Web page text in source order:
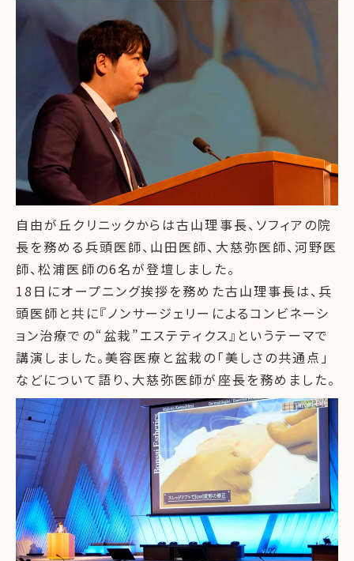
自由が丘クリニックからは古山理事長、ソフィアの院
長を務める兵頭医師、山田医師、大慈弥医師、河野医
師、松浦医師の6名が登壇しました。
18日にオープニング挨拶を務めた古山理事長は、兵
頭医師と共に『ノンサージェリーによるコンビネーシ
ョン治療での“盆栽”エステティクス』というテーマで
講演しました。美容医療と盆栽の「美しさの共通点」
などについて語り、大慈弥医師が座長を務めました。